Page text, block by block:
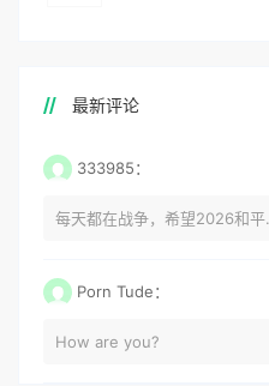
最新评论
333985：
每天都在战争，希望2026和平.
Porn Tude：
How are you?